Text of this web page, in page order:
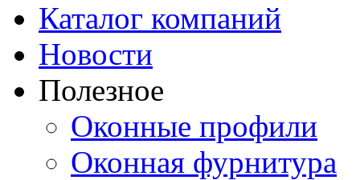
Каталог компаний
Новости
Полезное
Оконные профили
Оконная фурнитура